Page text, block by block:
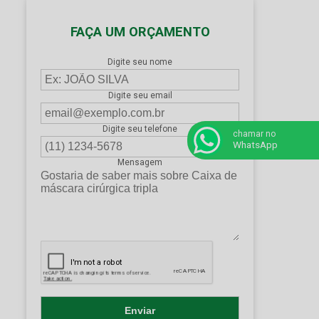
FAÇA UM ORÇAMENTO
Digite seu nome
Digite seu email
Digite seu telefone
Mensagem
chamar no
WhatsApp